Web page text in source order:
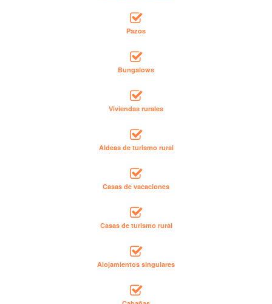
Pazos
Bungalows
Viviendas rurales
Aldeas de turismo rural
Casas de vacaciones
Casas de turismo rural
Alojamientos singulares